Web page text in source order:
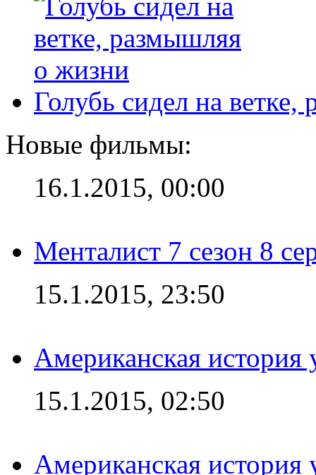
Голубь сидел на
Новые фильмы:
16.1.2015, 00:00
Менталист 7 сезон 8
15.1.2015, 23:50
Американская история
15.1.2015, 02:50
Американская история